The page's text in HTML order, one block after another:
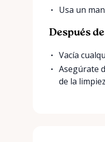
Usa un
Después
Vacía
Asegúrate
de la